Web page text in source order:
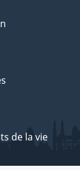
de la vie